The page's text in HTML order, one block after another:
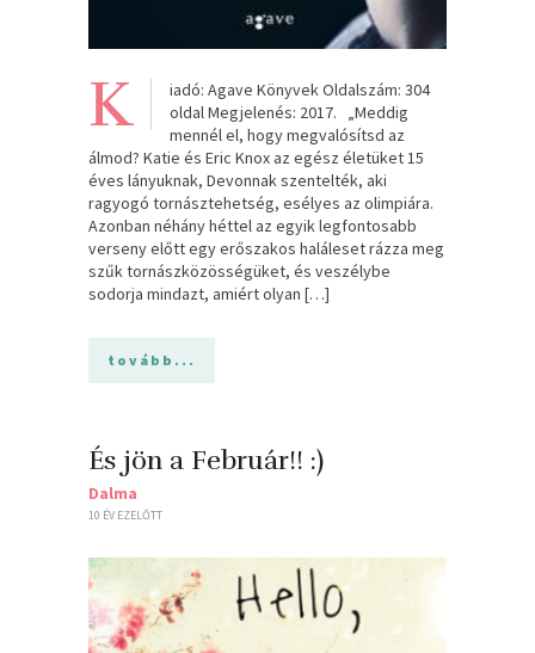
K
iadó: Agave Könyvek Oldalszám: 304
oldal Megjelenés: 2017. „Meddig
mennél el, hogy megvalósítsd az
álmod? Katie és Eric Knox az egész életüket 15
éves lányuknak, Devonnak szentelték, aki
ragyogó tornásztehetség, esélyes az olimpiára.
Azonban néhány héttel az egyik legfontosabb
verseny előtt egy erőszakos haláleset rázza meg
szűk tornászközösségüket, és veszélybe
sodorja mindazt, amiért olyan […]
tovább...
És jön a Február!! :)
Dalma
10 ÉV EZELŐTT